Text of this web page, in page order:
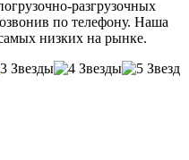
разгрузочных
по телефону. Наша
низких на рынке.